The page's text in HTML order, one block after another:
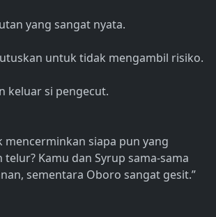
yang sangat nyata.
untuk tidak mengambil risiko.
keluar si pengecut.
mencerminkan siapa pun yang
Kamu dan Syrup sama-sama
sementara Oboro sangat gesit.”